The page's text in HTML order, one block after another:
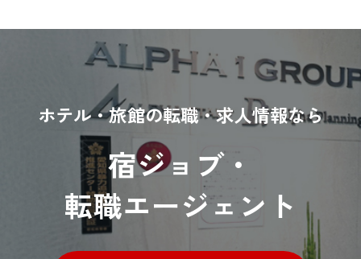
ホテル・旅館の転職・求人情報なら
宿ジョブ・
転職エージェント